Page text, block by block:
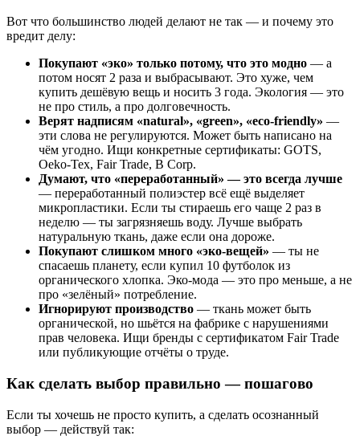
Вот что большинство людей делают не так — и почему это
вредит делу:
Покупают «эко» только потому, что это модно — а
потом носят 2 раза и выбрасывают. Это хуже, чем
купить дешёвую вещь и носить 3 года. Экология — это
не про стиль, а про долговечность.
Верят надписям «natural», «green», «eco-friendly» —
эти слова не регулируются. Может быть написано на
чём угодно. Ищи конкретные сертификаты: GOTS,
Oeko-Tex, Fair Trade, B Corp.
Думают, что «переработанный» — это всегда лучше
— переработанный полиэстер всё ещё выделяет
микропластики. Если ты стираешь его чаще 2 раз в
неделю — ты загрязняешь воду. Лучше выбрать
натуральную ткань, даже если она дороже.
Покупают слишком много «эко-вещей» — ты не
спасаешь планету, если купил 10 футболок из
органического хлопка. Эко-мода — это про меньше, а не
про «зелёный» потребление.
Игнорируют производство — ткань может быть
органической, но шьётся на фабрике с нарушениями
прав человека. Ищи бренды с сертификатом Fair Trade
или публикующие отчёты о труде.
Как сделать выбор правильно — пошагово
Если ты хочешь не просто купить, а сделать осознанный
выбор — действуй так: